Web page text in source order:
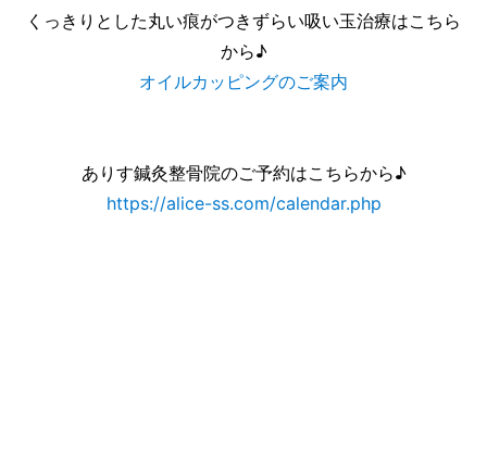
くっきりとした丸い痕がつきずらい吸い玉治療はこちら
から♪
オイルカッピングのご案内
ありす鍼灸整骨院のご予約はこちらから♪
https://alice-ss.com/calendar.php